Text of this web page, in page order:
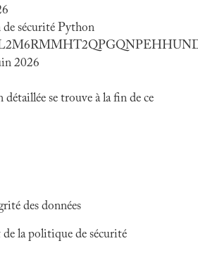
sécurité Python
2026
détaillée se trouve à la fin de ce
des données
la politique de sécurité